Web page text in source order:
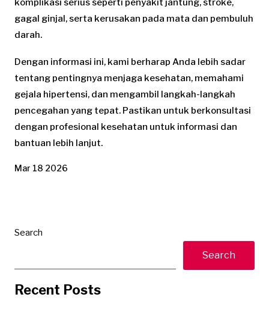
komplikasi serius seperti penyakit jantung, stroke,
gagal ginjal, serta kerusakan pada mata dan pembuluh
darah.
Dengan informasi ini, kami berharap Anda lebih sadar
tentang pentingnya menjaga kesehatan, memahami
gejala hipertensi, dan mengambil langkah-langkah
pencegahan yang tepat. Pastikan untuk berkonsultasi
dengan profesional kesehatan untuk informasi dan
bantuan lebih lanjut.
Mar 18 2026
Search
Search
Recent Posts